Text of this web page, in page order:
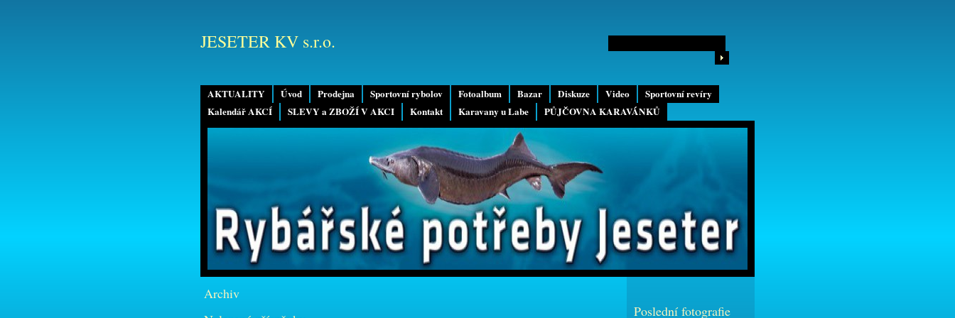
AKTUALITY Úvod Prodejna Sportovní rybolov Fotoalbum Bazar Diskuze Video
Sportovní revíry
Kalendář AKCÍ
SLEVY a ZBOŽÍ V AKCI Kontakt Karavany u Labe PŮJČOVNA KARAVÁNKŮ
JESETER KV s.r.o.
Archiv
Poslední fotografie